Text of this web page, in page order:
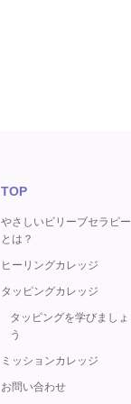
TOP
やさしいビリーブセラピー
とは？
ヒーリングカレッジ
タッピングカレッジ
タッピングを学びましょ
う
ミッションカレッジ
お問い合わせ